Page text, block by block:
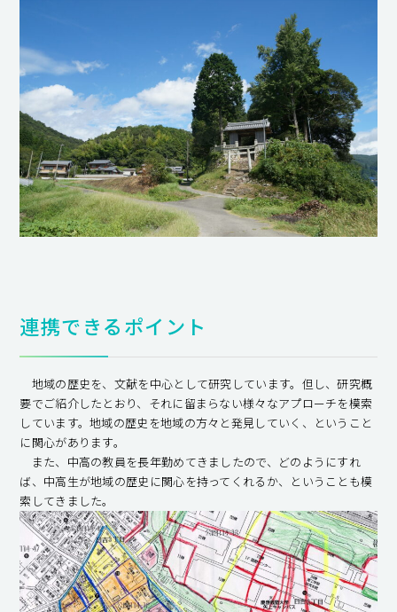
連携できるポイント
地域の歴史を、文献を中心として研究しています。但し、研究概
要でご紹介したとおり、それに留まらない様々なアプローチを模索
しています。地域の歴史を地域の方々と発見していく、ということ
に関心があります。
また、中高の教員を長年勤めてきましたので、どのようにすれ
ば、中高生が地域の歴史に関心を持ってくれるか、ということも模
索してきました。